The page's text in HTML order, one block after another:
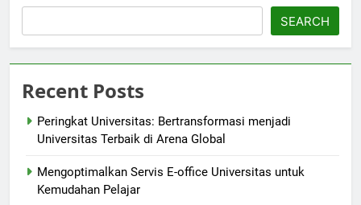
SEARCH
Recent Posts
Peringkat Universitas: Bertransformasi menjadi
Universitas Terbaik di Arena Global
Mengoptimalkan Servis E-office Universitas untuk
Kemudahan Pelajar